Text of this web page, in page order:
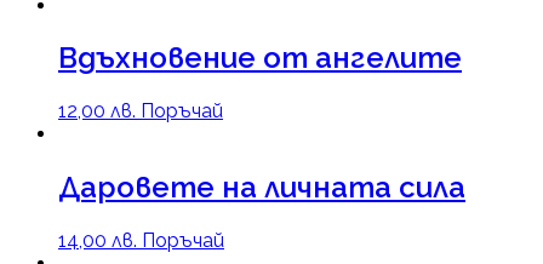
Вдъхновение от ангелите
12,00 лв. Поръчай
Даровете на личната сила
14,00 лв. Поръчай